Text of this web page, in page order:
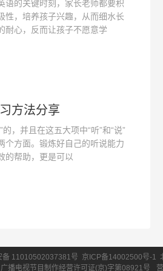
语的关键时刻，家长老师都要积
性，培养孩子兴趣，从而细水长
耐心，反而让孩子不愿意学
方法分享
，并且在这五大项中“听”和“说”
个方面。锻炼好自己的听说能力
的帮助，更是可以
备 11010502037381号 京ICP备14002500号-1
广播电视节目制作经营许可证(京)字第08921号